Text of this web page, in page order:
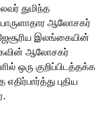
துமிந்த
ஆலோசகர்
இலங்கையின்
ஆலோசகர்
ஒரு குறிப்பிடத்தக்க
புதிய